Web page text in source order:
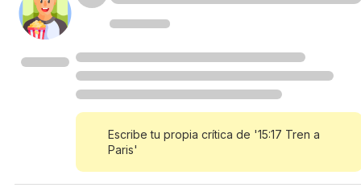
Escribe tu propia crítica de '15:17 Tren a
Paris'